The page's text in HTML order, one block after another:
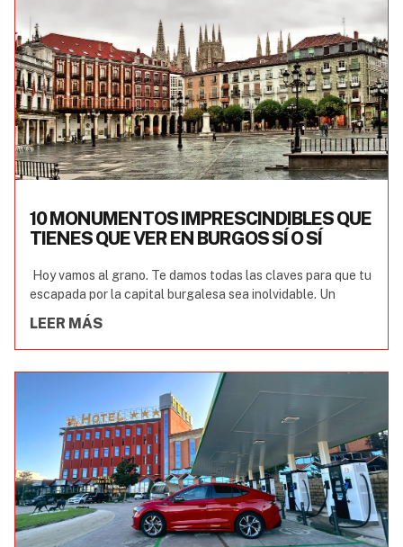
10 MONUMENTOS IMPRESCINDIBLES QUE
TIENES QUE VER EN BURGOS SÍ O SÍ
Hoy vamos al grano. Te damos todas las claves para que tu
escapada por la capital burgalesa sea inolvidable. Un
LEER MÁS